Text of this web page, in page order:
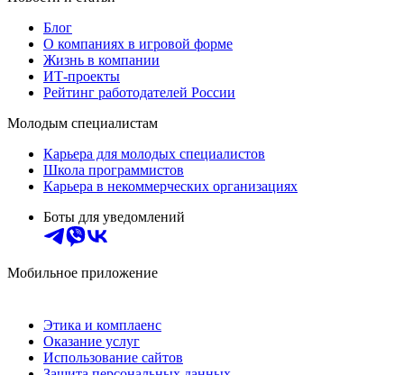
Блог
О компаниях в игровой форме
Жизнь в компании
ИТ-проекты
Рейтинг работодателей России
Молодым специалистам
Карьера для молодых специалистов
Школа программистов
Карьера в некоммерческих организациях
Боты для уведомлений
Мобильное приложение
Этика и комплаенс
Оказание услуг
Использование сайтов